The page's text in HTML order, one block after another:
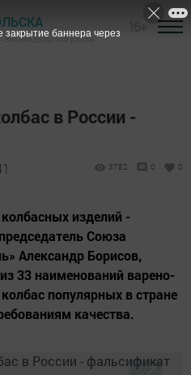
Зеленодольский район
в России -
3782 0 0
изделий -
Союза
Александр Борисов,
33 наименований варено-
популярных в стране
качества.
закрытие баннера через